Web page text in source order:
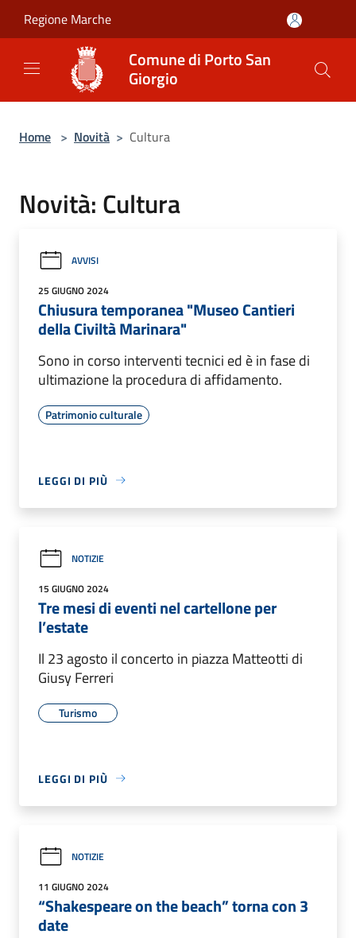
Regione Marche
Comune di Porto San
Giorgio
Home > Novità > Cultura
Novità: Cultura
AVVISI
25 GIUGNO 2024
Chiusura temporanea "Museo Cantieri
della Civiltà Marinara"
Sono in corso interventi tecnici ed è in fase di
ultimazione la procedura di affidamento.
Patrimonio culturale
LEGGI DI PIÙ
NOTIZIE
15 GIUGNO 2024
Tre mesi di eventi nel cartellone per
l’estate
Il 23 agosto il concerto in piazza Matteotti di
Giusy Ferreri
Turismo
LEGGI DI PIÙ
NOTIZIE
11 GIUGNO 2024
“Shakespeare on the beach” torna con 3
date